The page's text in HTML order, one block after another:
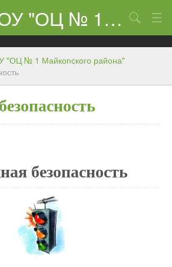
Сайт МБОУ "ОЦ № 1 Майкопского района"
учреждении
Поиск
"ОЦ № 1 Майкопского района"
безопасность